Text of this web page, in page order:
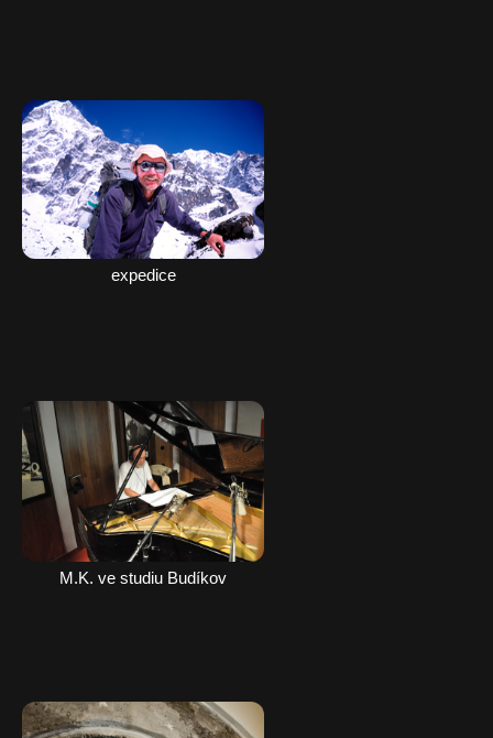
expedice
M.K. ve studiu Budíkov